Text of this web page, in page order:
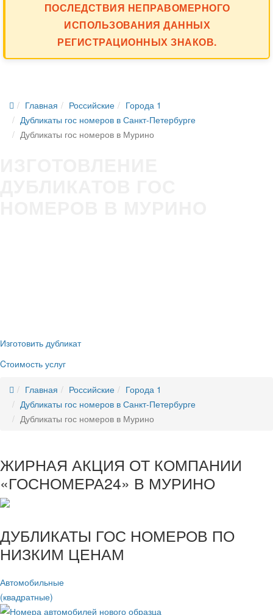
ПОСЛЕДСТВИЯ НЕПРАВОМЕРНОГО
ИСПОЛЬЗОВАНИЯ ДАННЫХ
РЕГИСТРАЦИОННЫХ ЗНАКОВ.
Главная Российские
Города 1
Дубликаты гос номеров в Санкт-Петербурге
Дубликаты гос номеров в Мурино
Изготовить дубликат
Cтоимость услуг
Главная Российские
Города 1
Дубликаты гос номеров в Санкт-Петербурге
Дубликаты гос номеров в Мурино
ЖИРНАЯ АКЦИЯ ОТ КОМПАНИИ
«ГОСНОМЕРА24» В МУРИНО
ДУБЛИКАТЫ ГОС НОМЕРОВ ПО
НИЗКИМ ЦЕНАМ
Автомобильные
(квадратные)